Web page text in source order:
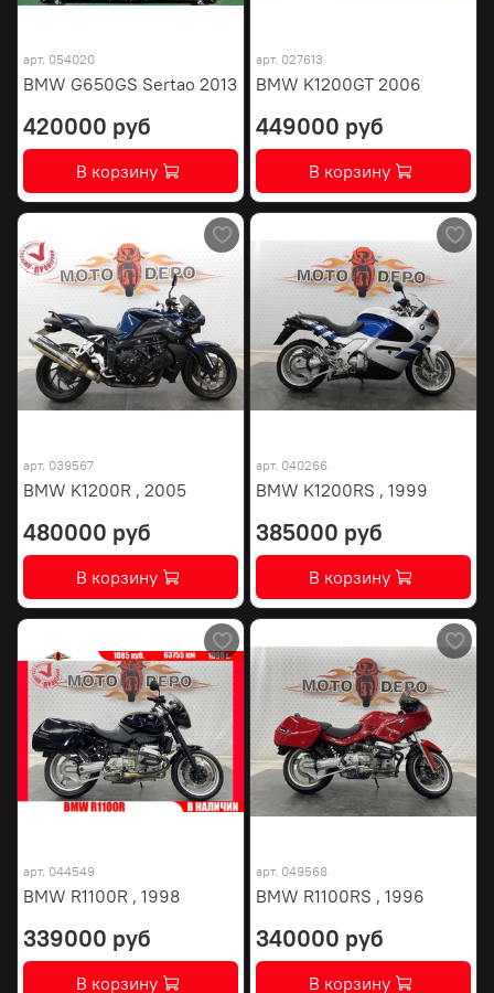
арт. 054020
BMW G650GS Sertao 2013
420000 руб
В корзину
арт. 027613
BMW K1200GT 2006
449000 руб
В корзину
арт. 039567
BMW K1200R , 2005
480000 руб
В корзину
арт. 040266
BMW K1200RS , 1999
385000 руб
В корзину
арт. 044549
BMW R1100R , 1998
339000 руб
В корзину
арт. 049568
BMW R1100RS , 1996
340000 руб
В корзину